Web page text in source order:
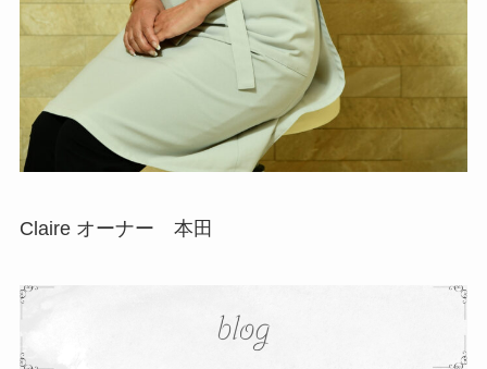
Claire オーナー 本田